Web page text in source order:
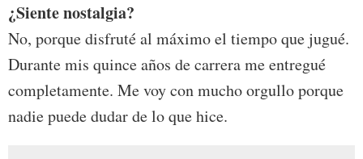
¿Siente nostalgia?
No, porque disfruté al máximo el tiempo que jugué.
Durante mis quince años de carrera me entregué
completamente. Me voy con mucho orgullo porque
nadie puede dudar de lo que hice.